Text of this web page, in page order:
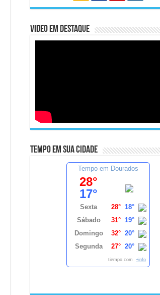
Video em Destaque
Tempo em sua cidade
Tempo em Dourados
28°
17°
Sexta 28° 18°
Sábado
31° 19°
Domingo
32° 20°
Segunda
27° 20°
tiempo.com +info